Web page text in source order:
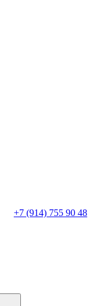
+7 (914) 755 90 48